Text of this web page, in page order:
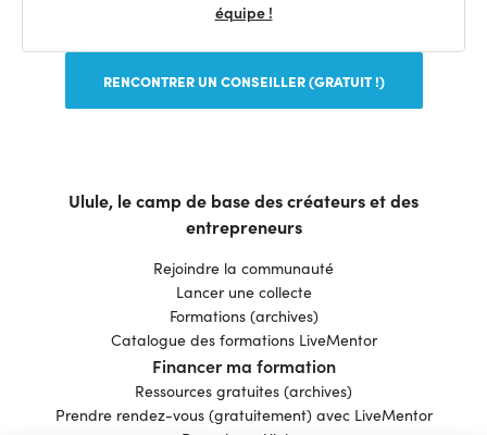
équipe !
RENCONTRER UN CONSEILLER (GRATUIT !)
Ulule, le camp de base des créateurs et des
entrepreneurs
Rejoindre la communauté
Lancer une collecte
Formations (archives)
Catalogue des formations LiveMentor
Financer ma formation
Ressources gratuites (archives)
Prendre rendez-vous (gratuitement) avec LiveMentor